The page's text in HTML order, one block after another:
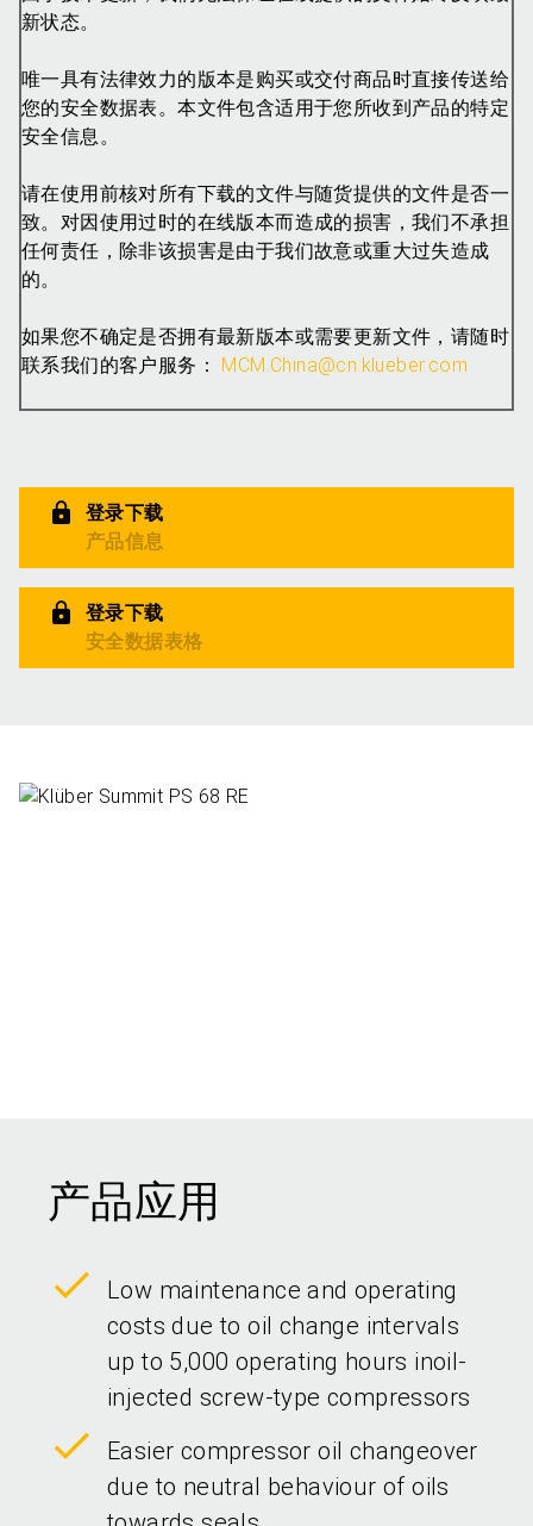
新状态。
唯一具有法律效力的版本是购买或交付商品时直接传送给
您的安全数据表。本文件包含适用于您所收到产品的特定
安全信息。
请在使用前核对所有下载的文件与随货提供的文件是否一
致。对因使用过时的在线版本而造成的损害，我们不承担
任何责任，除非该损害是由于我们故意或重大过失造成
的。
如果您不确定是否拥有最新版本或需要更新文件，请随时
联系我们的客户服务： MCM.China@cn.klueber.com
登录下载
产品信息
登录下载
安全数据表格
产品应用
Low maintenance and operating
costs due to oil change intervals
up to 5,000 operating hours inoil-
injected screw-type compressors
Easier compressor oil changeover
due to neutral behaviour of oils